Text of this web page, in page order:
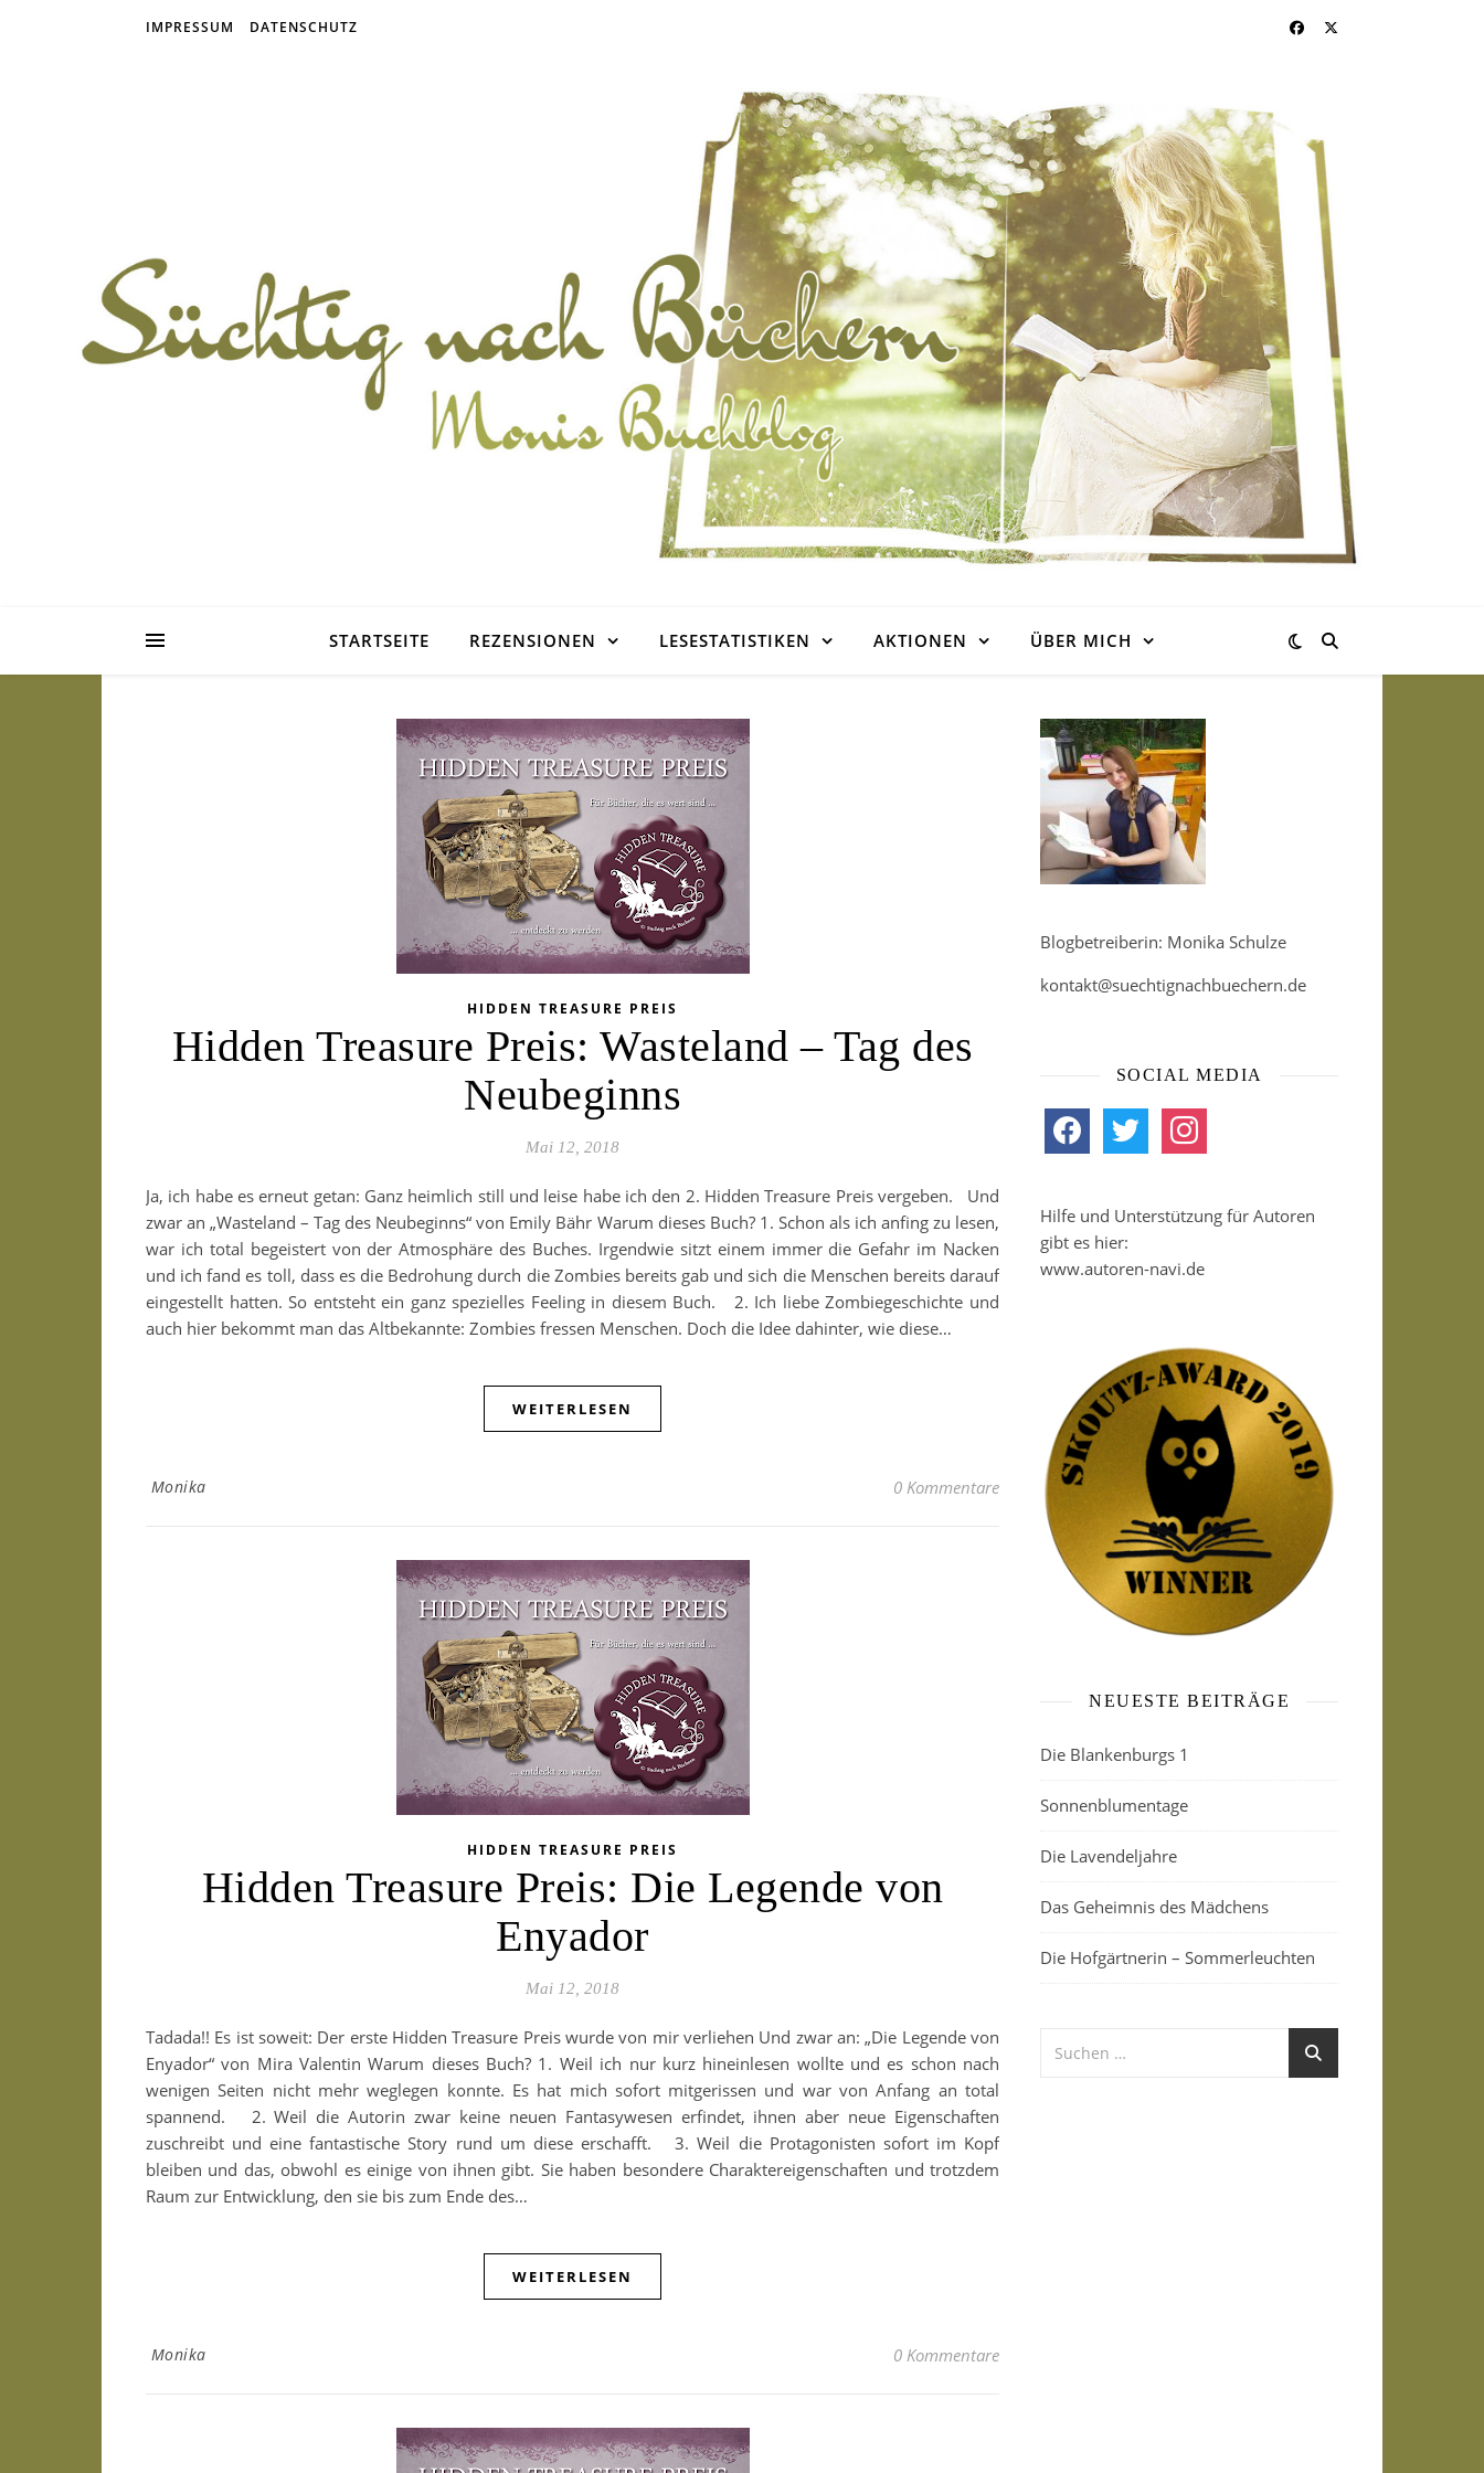
IMPRESSUM DATENSCHUTZ
STARTSEITE REZENSIONEN LESESTATISTIKEN AKTIONEN ÜBER MICH
HIDDEN TREASURE PREIS
Hidden Treasure Preis: Wasteland – Tag des
Neubeginns
Mai 12, 2018
Ja, ich habe es erneut getan: Ganz heimlich still und leise habe ich den 2. Hidden Treasure Preis vergeben. Und
zwar an „Wasteland – Tag des Neubeginns“ von Emily Bähr Warum dieses Buch? 1. Schon als ich anfing zu lesen,
war ich total begeistert von der Atmosphäre des Buches. Irgendwie sitzt einem immer die Gefahr im Nacken
und ich fand es toll, dass es die Bedrohung durch die Zombies bereits gab und sich die Menschen bereits darauf
eingestellt hatten. So entsteht ein ganz spezielles Feeling in diesem Buch. 2. Ich liebe Zombiegeschichte und
auch hier bekommt man das Altbekannte: Zombies fressen Menschen. Doch die Idee dahinter, wie diese…
WEITERLESEN
Monika 0 Kommentare
HIDDEN TREASURE PREIS
Hidden Treasure Preis: Die Legende von
Enyador
Mai 12, 2018
Tadada!! Es ist soweit: Der erste Hidden Treasure Preis wurde von mir verliehen Und zwar an: „Die Legende von
Enyador“ von Mira Valentin Warum dieses Buch? 1. Weil ich nur kurz hineinlesen wollte und es schon nach
wenigen Seiten nicht mehr weglegen konnte. Es hat mich sofort mitgerissen und war von Anfang an total
spannend. 2. Weil die Autorin zwar keine neuen Fantasywesen erfindet, ihnen aber neue Eigenschaften
zuschreibt und eine fantastische Story rund um diese erschafft. 3. Weil die Protagonisten sofort im Kopf
bleiben und das, obwohl es einige von ihnen gibt. Sie haben besondere Charaktereigenschaften und trotzdem
Raum zur Entwicklung, den sie bis zum Ende des…
WEITERLESEN
Monika 0 Kommentare
Blogbetreiberin: Monika Schulze
kontakt@suechtignachbuechern.de
SOCIAL MEDIA
facebook twitter instagram
Hilfe und Unterstützung für Autoren
gibt es hier:
www.autoren-navi.de
NEUESTE BEITRÄGE
Die Blankenburgs 1
Sonnenblumentage
Die Lavendeljahre
Das Geheimnis des Mädchens
Die Hofgärtnerin – Sommerleuchten